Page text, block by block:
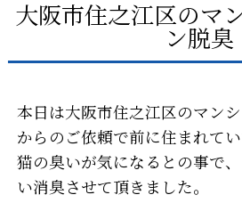
大阪市住之江区のマ
ン脱臭
本日は大阪市住之江区のマン
からのご依頼で前に住まれて
猫の臭いが気になるとの事で
い消臭させて頂きました。